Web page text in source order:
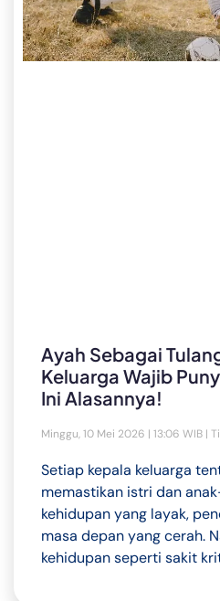
Ayah Sebagai
Keluarga Wajib
Ini Alasannya!
Minggu, 10 Mei 2026 | 13:06 WIB
Setiap kepala keluarga
memastikan istri dan
kehidupan yang layak,
masa depan yang cerah.
kehidupan seperti sakit